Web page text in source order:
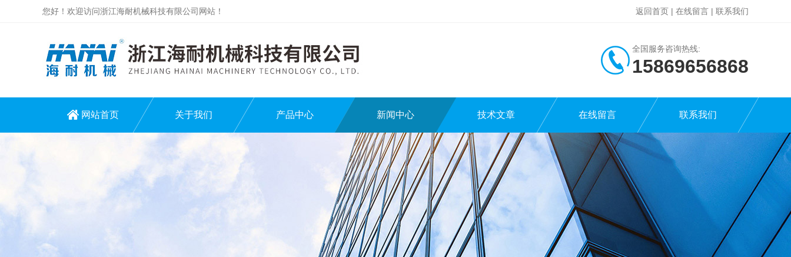
您好！欢迎访问浙江海耐机械科技有限公司网站！ 返回首页 | 在线留言 | 联系我们
全国服务咨询热线:
15869656868
网站首页 关于我们 产品中心 新闻中心 技术文章 在线留言 联系我们